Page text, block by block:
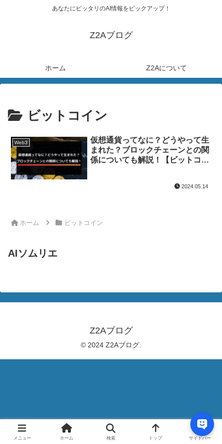
あなたにピッタリのAI情報をピックアップ！
Z2Aブログ
ホーム Z2Aについて
ビットコイン
Web3
仮想通貨ってなに？どうやって生
まれた？ブロックチェーンとの関
係についても解説！【ビットコイ
2024.05.14
ホーム ビットコイン
AIソムリエ
Z2Aブログ
© 2024 Z2Aブログ.
メニュー ホーム 検索 トップ サイドバー